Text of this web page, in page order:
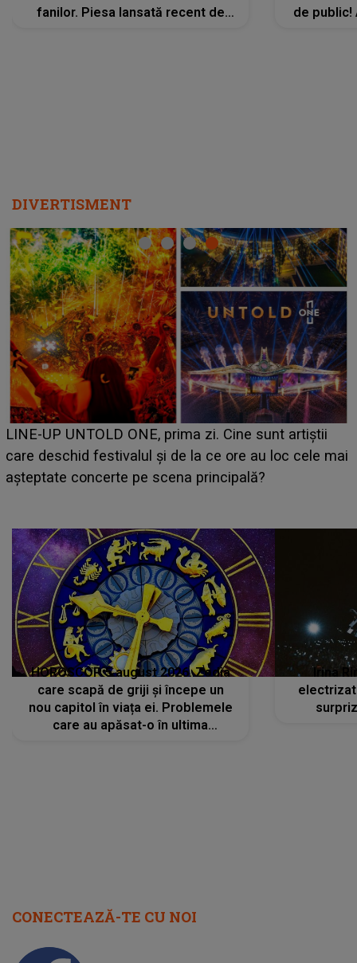
fanilor. Piesa lansată recent de
de public!
DIVERTISMENT
Ce a dezvăluit noua concurentă din "Casa Iubirii" l-a
luat prin surprindere pe Emanuel. CINE ESTE
BĂIATUL VIZAT de Alexandra?! Aflându-se în fața
HOROSCOP 5 august 2026. Zodia
care scapă de griji și începe un
nou capitol în viața ei. Problemele
care au apăsat-o în ultima
Irina
CONECTEAZĂ-TE CU NOI